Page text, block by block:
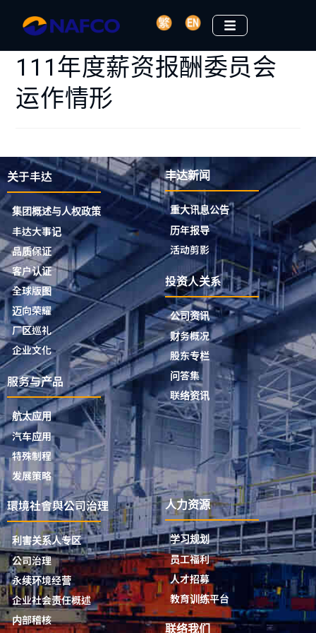
111年度薪资报酬委员会
运作情形
关于丰达
集团概述与人权政策
丰达大事记
品质保证
客户认证
全球版图
迈向荣耀
厂区巡礼
企业文化
服务与产品
航太应用
汽车应用
特殊制程
发展策略
丰达新闻
重大讯息公告
历年报导
活动剪影
投资人关系
公司资讯
财务概况
股东专栏
问答集
联络资讯
環境社會與公司治理
利害关系人专区
公司治理
永续环境经营
企业社会责任概述
内部稽核
人力资源
学习规划
员工福利
人才招募
教育训练平台
联络我们